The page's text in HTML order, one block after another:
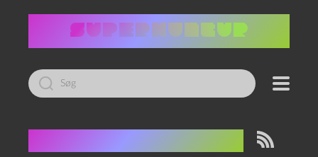
Led
efter: